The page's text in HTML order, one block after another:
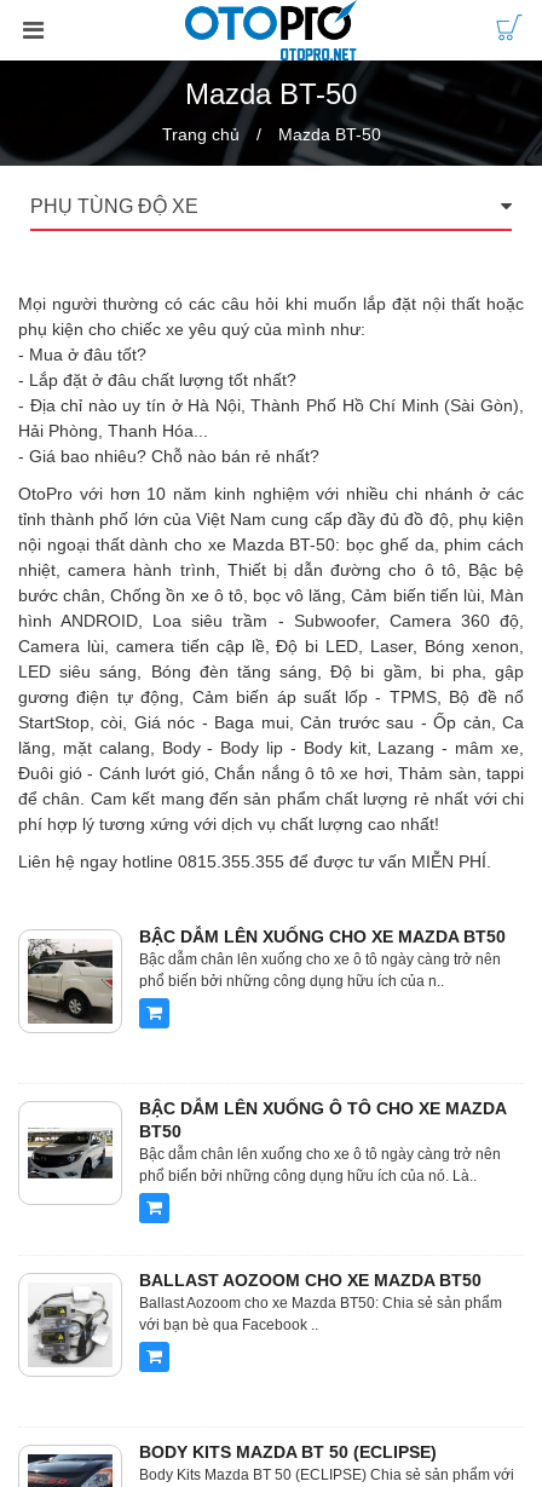
Mazda BT-50
Trang chủ Mazda BT-50
PHỤ TÙNG ĐỘ XE
Mọi người thường có các câu hỏi khi muốn lắp đặt nội thất hoặc
phụ kiện cho chiếc xe yêu quý của mình như:
- Mua ở đâu tốt?
- Lắp đặt ở đâu chất lượng tốt nhất?
- Địa chỉ nào uy tín ở Hà Nội, Thành Phố Hồ Chí Minh (Sài Gòn),
Hải Phòng, Thanh Hóa...
- Giá bao nhiêu? Chỗ nào bán rẻ nhất?
OtoPro với hơn 10 năm kinh nghiệm với nhiều chi nhánh ở các
tỉnh thành phố lớn của Việt Nam cung cấp đầy đủ đồ độ, phụ kiện
nội ngoại thất dành cho xe Mazda BT-50: bọc ghế da, phim cách
nhiệt, camera hành trình, Thiết bị dẫn đường cho ô tô, Bậc bệ
bước chân, Chống ồn xe ô tô, bọc vô lăng, Cảm biến tiến lùi, Màn
hình ANDROID, Loa siêu trầm - Subwoofer, Camera 360 độ,
Camera lùi, camera tiến cập lề, Độ bi LED, Laser, Bóng xenon,
LED siêu sáng, Bóng đèn tăng sáng, Độ bi gầm, bi pha, gập
gương điện tự động, Cảm biến áp suất lốp - TPMS, Bộ đề nổ
StartStop, còi, Giá nóc - Baga mui, Cản trước sau - Ốp cản, Ca
lăng, mặt calang, Body - Body lip - Body kit, Lazang - mâm xe,
Đuôi gió - Cánh lướt gió, Chắn nắng ô tô xe hơi, Thảm sàn, tappi
để chân. Cam kết mang đến sản phẩm chất lượng rẻ nhất với chi
phí hợp lý tương xứng với dịch vụ chất lượng cao nhất!
Liên hệ ngay hotline 0815.355.355 để được tư vấn MIỄN PHÍ.
BẬC DẪM LÊN XUỐNG CHO XE MAZDA BT50
Bậc dẫm chân lên xuống cho xe ô tô ngày càng trở nên
phổ biến bởi những công dụng hữu ích của n..
BẬC DẪM LÊN XUỐNG Ô TÔ CHO XE MAZDA
BT50
Bậc dẫm chân lên xuống cho xe ô tô ngày càng trở nên
phổ biến bởi những công dụng hữu ích của nó. Là..
BALLAST AOZOOM CHO XE MAZDA BT50
Ballast Aozoom cho xe Mazda BT50: Chia sẻ sản phẩm
với bạn bè qua Facebook ..
BODY KITS MAZDA BT 50 (ECLIPSE)
Body Kits Mazda BT 50 (ECLIPSE) Chia sẻ sản phẩm với